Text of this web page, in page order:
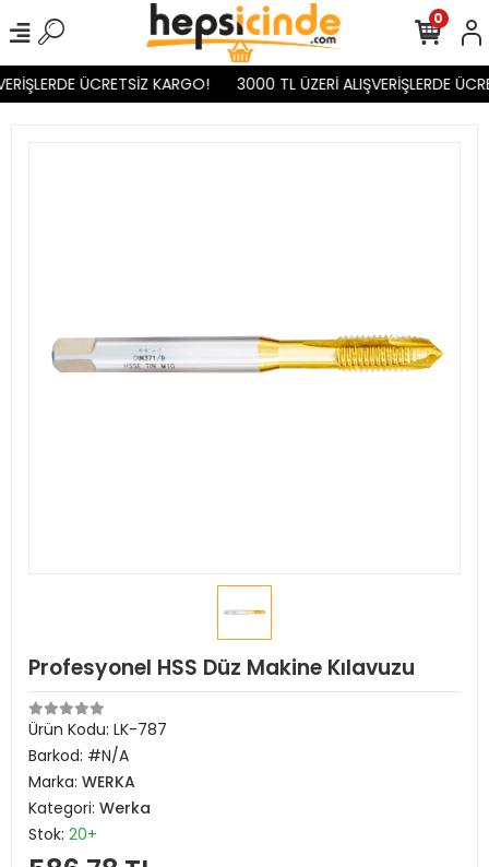
ÜCRETSİZ KARGO! 3000 TL ÜZERİ ALIŞVERİŞLERDE
0
Profesyonel HSS Düz Makine Kılavuzu
Ürün Kodu: LK-787
Barkod: #N/A
Marka: WERKA
Kategori: Werka
Stok: 20+